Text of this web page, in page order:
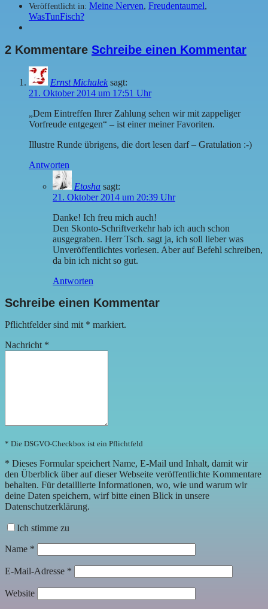
Veröffentlicht in: Meine Nerven, Freudentaumel,
WasTunFisch?
2 Kommentare Schreibe einen Kommentar
Ernst Michalek sagt:
21. Oktober 2014 um 17:51 Uhr
„Dem Eintreffen Ihrer Zahlung sehen wir mit zappeliger
Vorfreude entgegen“ – ist einer meiner Favoriten.
Illustre Runde übrigens, die dort lesen darf – Gratulation :-)
Antworten
Etosha sagt:
21. Oktober 2014 um 20:39 Uhr
Danke! Ich freu mich auch!
Den Skonto-Schriftverkehr hab ich auch schon
ausgegraben. Herr Tsch. sagt ja, ich soll lieber was
Unveröffentlichtes vorlesen. Aber auf Befehl schreiben,
da bin ich nicht so gut.
Antworten
Schreibe einen Kommentar
Pflichtfelder sind mit * markiert.
Nachricht *
* Die DSGVO-Checkbox ist ein Pflichtfeld
* Dieses Formular speichert Name, E-Mail und Inhalt, damit wir
den Überblick über auf dieser Webseite veröffentlichte Kommentare
behalten. Für detaillierte Informationen, wo, wie und warum wir
deine Daten speichern, wirf bitte einen Blick in unsere
Datenschutzerklärung.
Ich stimme zu
Name *
E-Mail-Adresse *
Website